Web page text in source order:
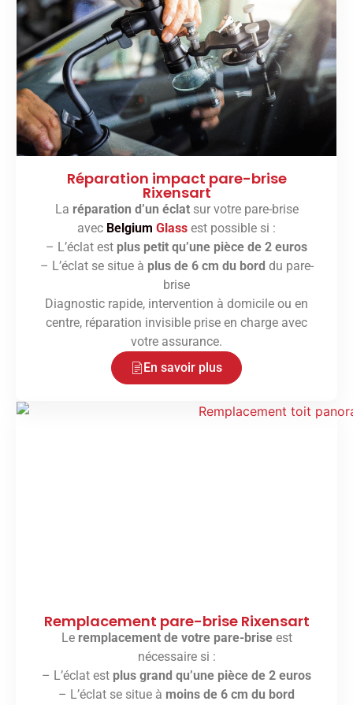
Réparation impact pare-brise
Rixensart
La réparation d’un éclatsur votre pare-brise
avec Belgium Glass est possible si :
– L’éclat est plus petit qu’une pièce de 2 euros
– L’éclat se situe à plus de 6 cm du bord du pare-
brise
Diagnostic rapide, intervention à domicile ou en
centre, réparation invisible prise en charge avec
votre assurance.
En savoir plus
Remplacement pare-brise Rixensart
Le remplacement de votre pare-briseest
nécessaire si :
– L’éclat est plus grand qu’une pièce de 2 euros
– L’éclat se situe à moins de 6 cm du bord